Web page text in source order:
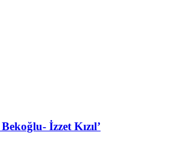
İzzet Kızıl’